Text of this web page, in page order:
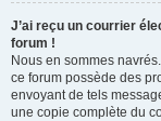
J’ai reçu un courrier
forum !
Nous en sommes
ce forum possède des
envoyant de tels
une copie complète du